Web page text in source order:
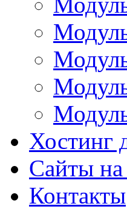
Хостинг
Сайты
Контакты